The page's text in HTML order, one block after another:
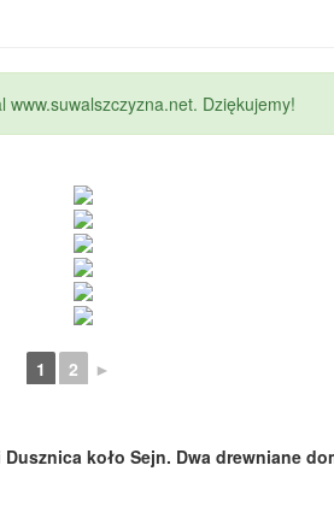
www.suwalszczyzna.net. Dziękujemy!
1 2 ►
koło Sejn. Dwa drewniane